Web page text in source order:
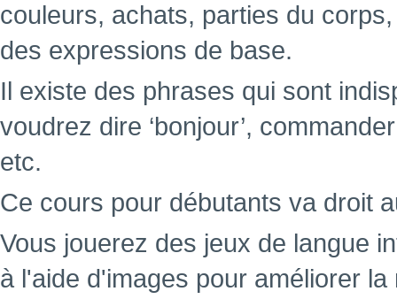
couleurs, achats, parties du
des expressions de base.
Il existe des phrases qui sont
voudrez dire ‘bonjour’,
etc.
Ce cours pour débutants va droit
Vous jouerez des jeux de langue
à l'aide d'images pour améliorer